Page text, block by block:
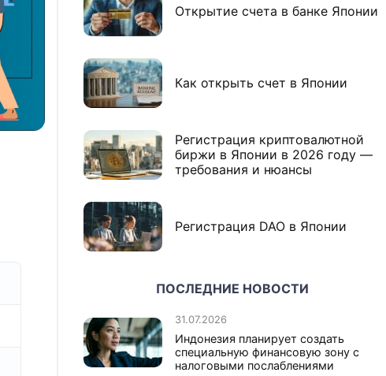
Открытие счета в банке Японии
Как открыть счет в Японии
Регистрация криптовалютной
биржи в Японии в 2026 году —
требования и нюансы
Регистрация DAO в Японии
ПОСЛЕДНИЕ НОВОСТИ
31.07.2026
Индонезия планирует создать
специальную финансовую зону с
налоговыми послаблениями